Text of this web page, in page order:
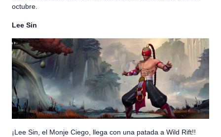
octubre.
Lee Sin
¡Lee Sin, el Monje Ciego, llega con una patada a Wild Rift!!